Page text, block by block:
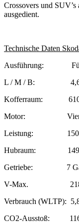
Crossovers und
ausgedient.
Technische Daten
Ausführung:
L / M / B: 4,67 /
Kofferraum: 610
Motor: Vier
Leistung: 150 PS
Hubraum: 1498
Getriebe: 7
V-Max. 218
Verbrauch (WLTP):
CO2-Ausstoß: 116